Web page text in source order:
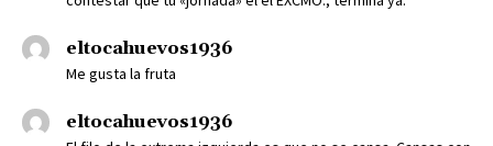
eltocahuevos1936
Me gusta la fruta
eltocahuevos1936